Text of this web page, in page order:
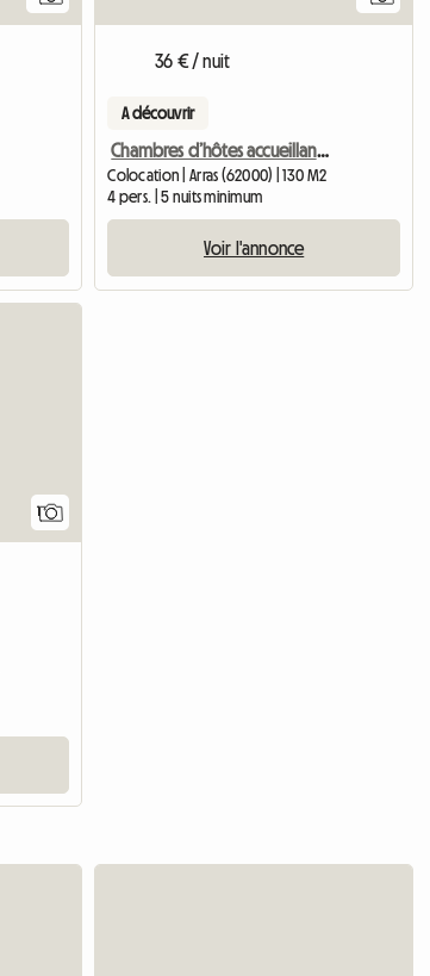
36 € / nuit
A découvrir
Chambres d’hôtes accueillantes près de la gare d’Arras
Colocation | Arras (62000) | 130 M2
4 pers. | 5 nuits minimum
Voir l'annonce
1